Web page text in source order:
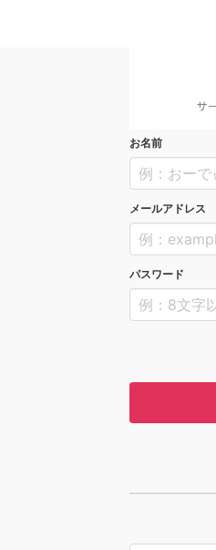
お名前
メールアドレス
パスワード